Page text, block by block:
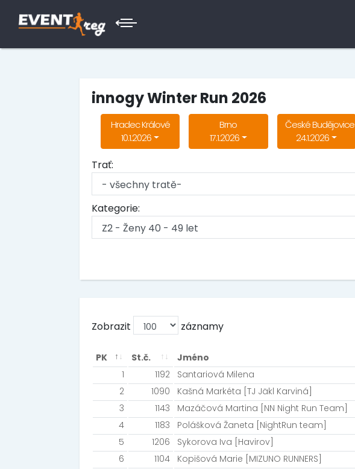
innogy Winter Run 2026
Hradec Králové
10.1.2026
Brno
17.1.2026
České Budějovice
24.1.2026
Trať:
Kategorie:
Zobrazit záznamy
PK St.č. Jméno
1
1192 Santariová Milena
2
1090 Kašná Markéta [TJ Jäkl Karviná]
3
1143 Mazáčová Martina [NN Night Run Team]
4
1183 Polášková Žaneta [NightRun team]
5
1206 Sykorova Iva [Havirov]
6
1104 Kopišová Marie [MIZUNO RUNNERS]